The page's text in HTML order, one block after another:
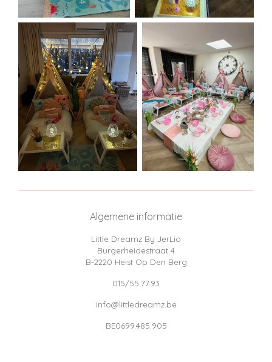
Algemene informatie
Little Dreamz By JerLio
Burgerheidestraat 4
B-2220 Heist Op Den Berg
015/55.77.93
info@littledreamz.be
BE0699.485.905